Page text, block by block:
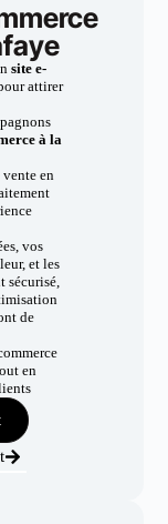
site e-
attirer
à la
en
vos
et les
sécurisé,
de
en